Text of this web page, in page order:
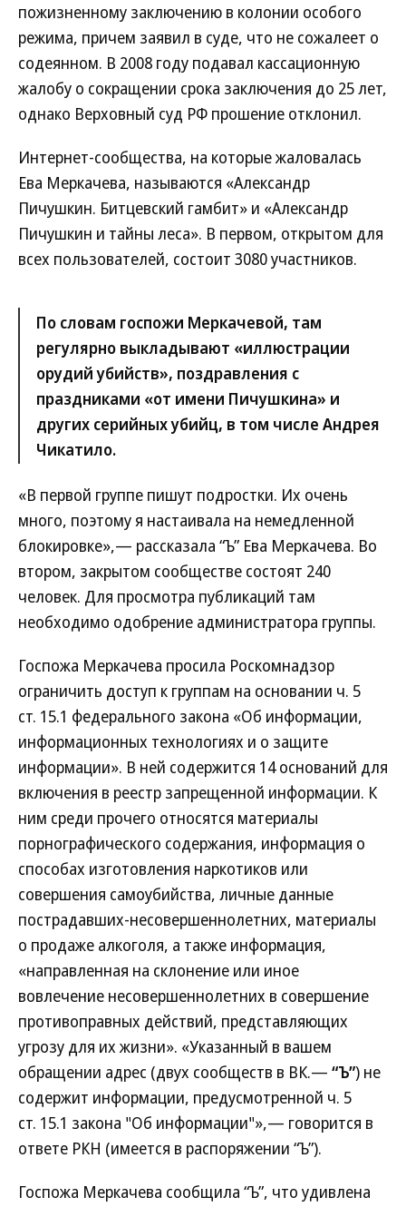
пожизненному заключению в колонии особого
режима, причем заявил в суде, что не сожалеет о
содеянном. В 2008 году подавал кассационную
жалобу о сокращении срока заключения до 25 лет,
однако Верховный суд РФ прошение отклонил.
Интернет-сообщества, на которые жаловалась
Ева Меркачева, называются «Александр
Пичушкин. Битцевский гамбит» и «Александр
Пичушкин и тайны леса». В первом, открытом для
всех пользователей, состоит 3080 участников.
По словам госпожи Меркачевой, там
регулярно выкладывают «иллюстрации
орудий убийств», поздравления с
праздниками «от имени Пичушкина» и
других серийных убийц, в том числе Андрея
Чикатило.
«В первой группе пишут подростки. Их очень
много, поэтому я настаивала на немедленной
блокировке»,— рассказала “Ъ” Ева Меркачева. Во
втором, закрытом сообществе состоят 240
человек. Для просмотра публикаций там
необходимо одобрение администратора группы.
Госпожа Меркачева просила Роскомнадзор
ограничить доступ к группам на основании ч. 5
ст. 15.1 федерального закона «Об информации,
информационных технологиях и о защите
информации». В ней содержится 14 оснований для
включения в реестр запрещенной информации. К
ним среди прочего относятся материалы
порнографического содержания, информация о
способах изготовления наркотиков или
совершения самоубийства, личные данные
пострадавших-несовершеннолетних, материалы
о продаже алкоголя, а также информация,
«направленная на склонение или иное
вовлечение несовершеннолетних в совершение
противоправных действий, представляющих
угрозу для их жизни». «Указанный в вашем
обращении адрес (двух сообществ в ВК.— “Ъ”) не
содержит информации, предусмотренной ч. 5
ст. 15.1 закона "Об информации"»,— говорится в
ответе РКН (имеется в распоряжении “Ъ”).
Госпожа Меркачева сообщила “Ъ”, что удивлена